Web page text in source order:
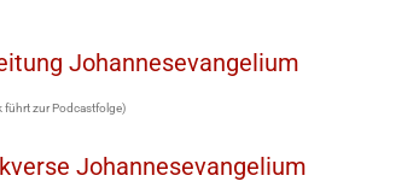
Johannesevangelium
führt zur Podcastfolge)
Johannesevangelium